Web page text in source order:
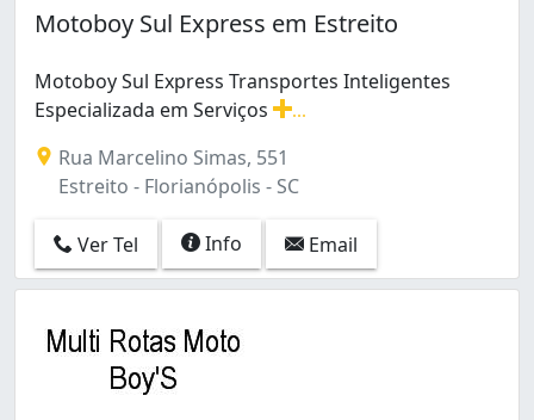
Motoboy Sul Express em Estreito
Motoboy Sul Express Transportes Inteligentes
Especializada em Serviços
Rua Marcelino Simas, 551
Estreito - Florianópolis - SC
Ver Tel Info Email